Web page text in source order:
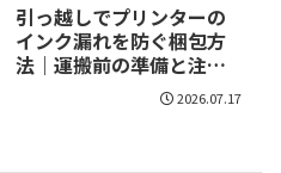
引っ越しでプリンターの
インク漏れを防ぐ梱包方
法｜運搬前の準備と注意
点を具体的に整理！2026.07.17